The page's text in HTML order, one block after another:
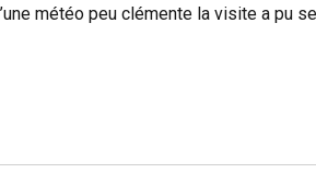
météo peu clémente la visite a pu